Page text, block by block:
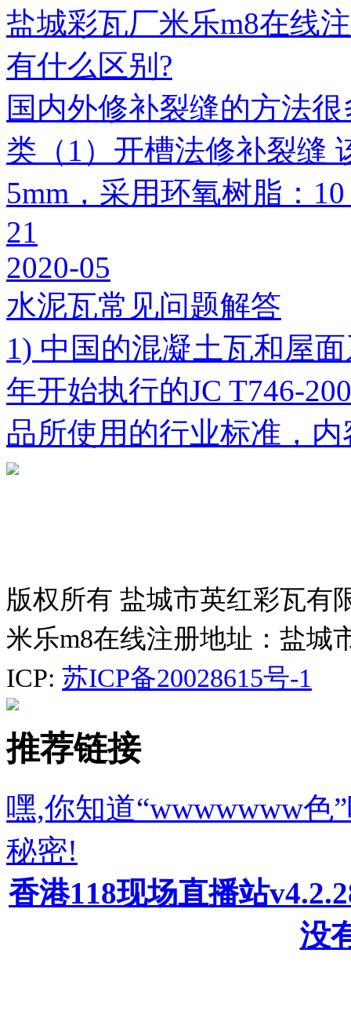
盐城彩瓦厂米乐m8在线
有什么区别?
国内外修补裂缝的方法
类（1）开槽法修补裂缝
5mm，采用环氧树脂：
21
2020-05
水泥瓦常见问题解答
1) 中国的混凝土瓦和屋
年开始执行的JC T746-
品所使用的行业标准，内
版权所有 盐城市英红彩瓦有
米乐m8在线注册地址：盐城
ICP: 苏ICP备20028615号-1
推荐链接
嘿,你知道“wwwwwww色
秘密!
香港118现场直播站
没